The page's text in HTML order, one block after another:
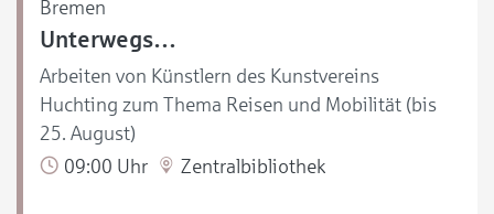
Bremen
Unterwegs…
Arbeiten von Künstlern des Kunstvereins
Huchting zum Thema Reisen und Mobilität (bis
25. August)
09:00 Uhr
Zentralbibliothek